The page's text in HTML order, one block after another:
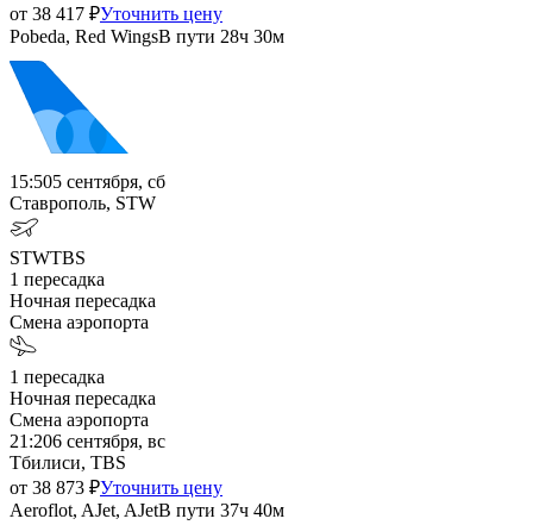
от 38 417 ₽Уточнить цену
Pobeda, Red WingsВ пути 28ч 30м
15:505 сентября, сб
Ставрополь, STW
STWTBS
1 пересадка
Ночная пересадка
Смена аэропорта
1 пересадка
Ночная пересадка
Смена аэропорта
21:206 сентября, вс
Тбилиси, TBS
от 38 873 ₽Уточнить цену
Aeroflot, AJet, AJetВ пути 37ч 40м